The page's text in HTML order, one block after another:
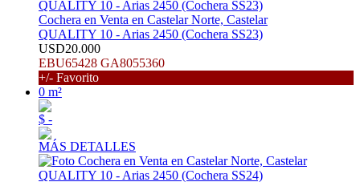
Cochera en Venta en Castelar Norte, Castelar
QUALITY 10 - Arias 2450 (Cochera SS23)
USD20.000
EBU65428 GA8055360
+/- Favorito
0 m²
$ -
MÁS DETALLES